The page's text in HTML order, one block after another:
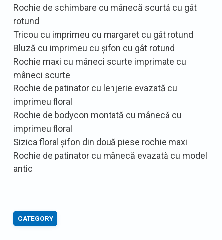
Rochie de schimbare cu mânecă scurtă cu gât
rotund
Tricou cu imprimeu cu margaret cu gât rotund
Bluză cu imprimeu cu șifon cu gât rotund
Rochie maxi cu mâneci scurte imprimate cu
mâneci scurte
Rochie de patinator cu lenjerie evazată cu
imprimeu floral
Rochie de bodycon montată cu mânecă cu
imprimeu floral
Sizica floral șifon din două piese rochie maxi
Rochie de patinator cu mânecă evazată cu model
antic
CATEGORY